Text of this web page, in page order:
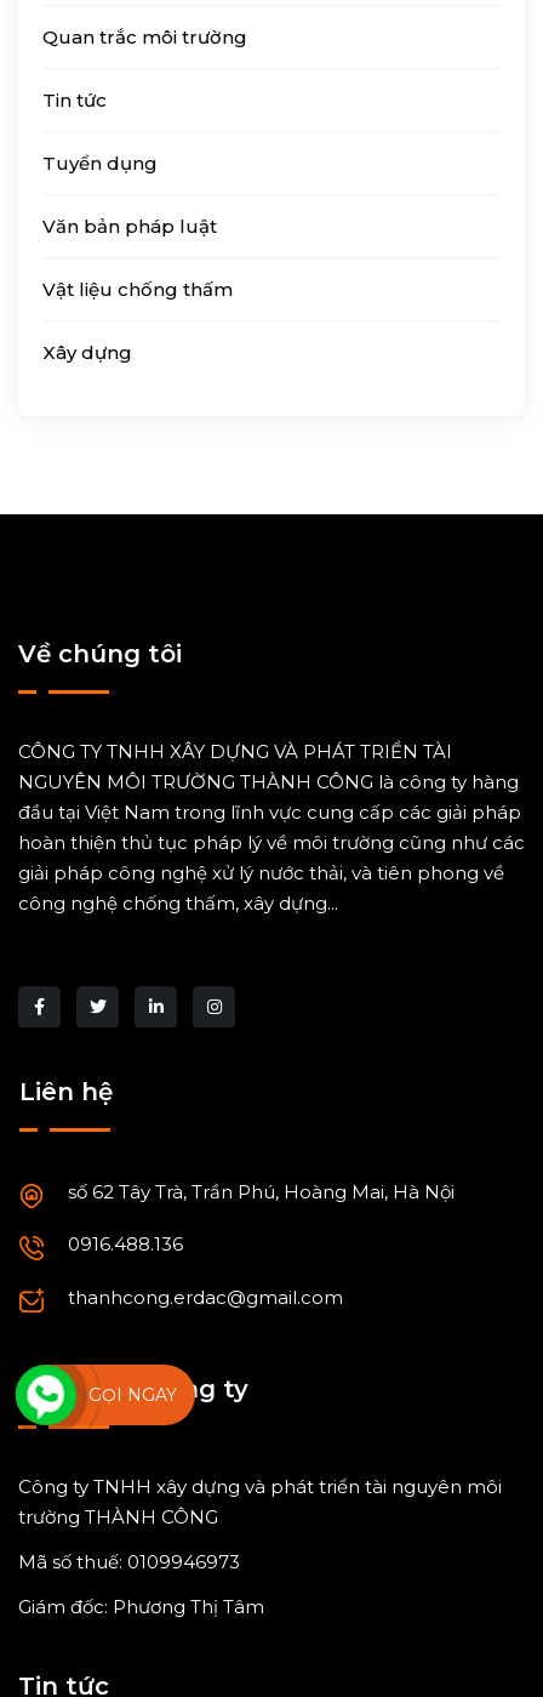
Quan trắc môi trường
Tin tức
Tuyển dụng
Văn bản pháp luật
Vật liệu chống thấm
Xây dựng
Về chúng tôi
CÔNG TY TNHH XÂY DỰNG VÀ PHÁT TRIỂN TÀI
NGUYÊN MÔI TRƯỜNG THÀNH CÔNG là công ty hàng
đầu tại Việt Nam trong lĩnh vực cung cấp các giải pháp
hoàn thiện thủ tục pháp lý về môi trường cũng như các
giải pháp công nghệ xử lý nước thải, và tiên phong về
công nghệ chống thấm, xây dựng...
Liên hệ
số 62 Tây Trà, Trần Phú, Hoàng Mai, Hà Nội
0916.488.136
thanhcong.erdac@gmail.com
Thông tin công ty
Công ty TNHH xây dựng và phát triển tài nguyên môi
trường THÀNH CÔNG
Mã số thuế: 0109946973
Giám đốc: Phương Thị Tâm
Tin tức
GỌI NGAY